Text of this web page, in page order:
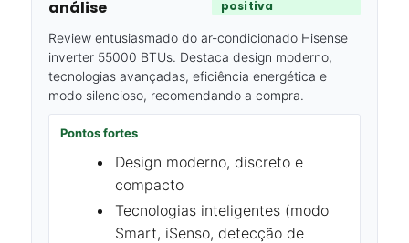
análise
positiva
Review entusiasmado do ar-condicionado Hisense
inverter 55000 BTUs. Destaca design moderno,
tecnologias avançadas, eficiência energética e
modo silencioso, recomendando a compra.
Pontos fortes
Design moderno, discreto e
compacto
Tecnologias inteligentes (modo
Smart, iSenso, detecção de